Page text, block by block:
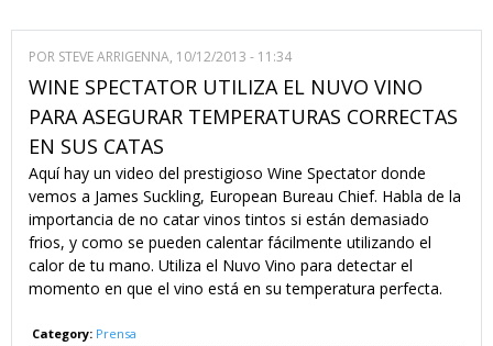
POR STEVE ARRIGENNA, 10/12/2013 - 11:34
WINE SPECTATOR UTILIZA EL NUVO VINO
PARA ASEGURAR TEMPERATURAS CORRECTAS
EN SUS CATAS
Aquí hay un video del prestigioso Wine Spectator donde
vemos a James Suckling, European Bureau Chief. Habla de la
importancia de no catar vinos tintos si están demasiado
frios, y como se pueden calentar fácilmente utilizando el
calor de tu mano. Utiliza el Nuvo Vino para detectar el
momento en que el vino está en su temperatura perfecta.
Category: Prensa